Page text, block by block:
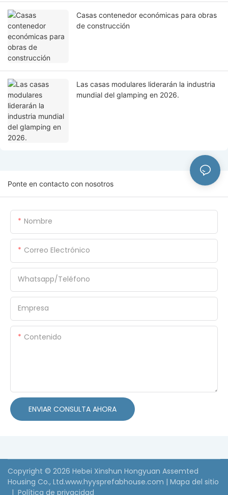
Casas contenedor económicas para obras
de construcción
Las casas modulares liderarán la industria
mundial del glamping en 2026.
Ponte en contacto con nosotros
Nombre
Correo Electrónico
Whatsapp/Teléfono
Empresa
Contenido
ENVIAR CONSULTA AHORA
Copyright © 2026 Hebei Xinshun Hongyuan Assemted
Housing Co., Ltd.www.hyysprefabhouse.com | Mapa del sitio
| Política de privacidad